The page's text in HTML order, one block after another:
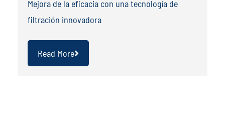
Mejora de la eficacia con una tecnología de
filtración innovadora
Read More